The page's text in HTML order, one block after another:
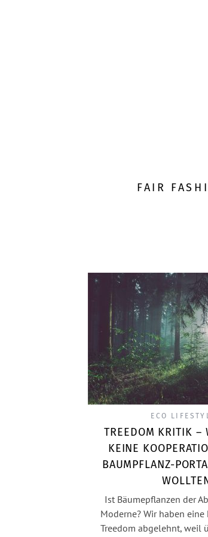
FAIR
ECO
TREEDOM KRITIK –
KEINE
BAUMPFLANZ-
Ist Bäumepflanzen der
Moderne? Wir haben
Treedom abgelehnt, weil